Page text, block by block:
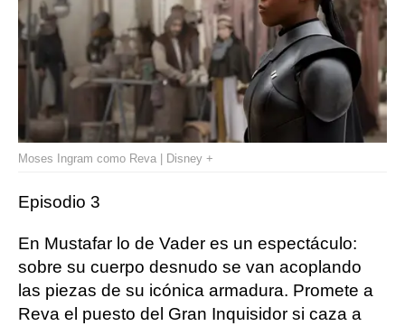
Moses Ingram como Reva | Disney +
Episodio 3
En Mustafar lo de Vader es un espectáculo:
sobre su cuerpo desnudo se van acoplando
las piezas de su icónica armadura. Promete a
Reva el puesto del Gran Inquisidor si caza a